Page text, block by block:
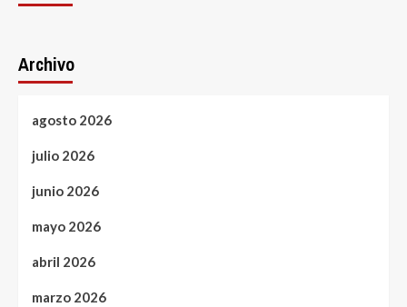
Archivo
agosto 2026
julio 2026
junio 2026
mayo 2026
abril 2026
marzo 2026